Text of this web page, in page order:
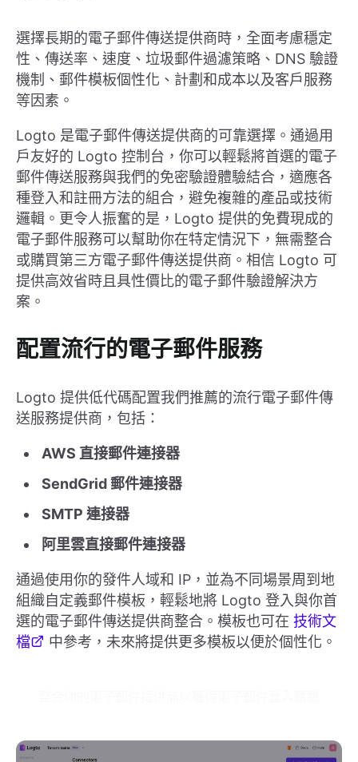
選擇長期的電子郵件傳送提供商時，全面考慮穩定
性、傳送率、速度、垃圾郵件過濾策略、DNS 驗證
機制、郵件模板個性化、計劃和成本以及客戶服務
等因素。
Logto 是電子郵件傳送提供商的可靠選擇。通過用
戶友好的 Logto 控制台，你可以輕鬆將首選的電子
郵件傳送服務與我們的免密驗證體驗結合，適應各
種登入和註冊方法的組合，避免複雜的產品或技術
邏輯。更令人振奮的是，Logto 提供的免費現成的
電子郵件服務可以幫助你在特定情況下，無需整合
或購買第三方電子郵件傳送提供商。相信 Logto 可
提供高效省時且具性價比的電子郵件驗證解決方
案。
配置流行的電子郵件服務
Logto 提供低代碼配置我們推薦的流行電子郵件傳
送服務提供商，包括：
AWS 直接郵件連接器
SendGrid 郵件連接器
SMTP 連接器
阿里雲直接郵件連接器
通過使用你的發件人域和 IP，並為不同場景周到地
組織自定義郵件模板，輕鬆地將 Logto 登入與你首
選的電子郵件傳送提供商整合。模板也可在 技術文
檔
中參考，未來將提供更多模板以便於個性化。